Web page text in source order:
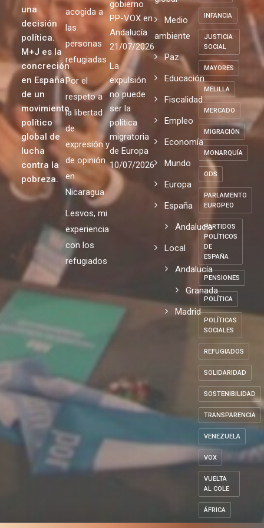
una
decisión
política.
M+J es la
concreción
en España
de un
movimiento
político
global de
lucha
contra la
pobreza.
acogida a
las
personas
refugiadas
Por el
respeto a
la libertad
de
expresión y
de opinión
en
Nicaragua
Lesvos, mi
experiencia
con los
refugiados
gobierno
PP-VOX en
Andalucía.
21/07/2026
La
expulsión
no puede
ser la
política
migratoria
de Europa
10/07/2026
Medio
ambiente
Paz
Educación
Fiscalidad
Empleo
Economía
Mundo
Europa
España
Andalucia
Local
Andalucía
Granada
Madrid
INFANCIA
JUSTICIA
SOCIAL
MAYORES
MELILLA
MERCADO
MIGRACIÓN
MONARQUÍA
ODS
PARLAMENTO
EUROPEO
PARTIDOS
POLÍTICOS
DE
ESPAÑA
PENSIONES
POLÍTICA
POLÍTICAS
SOCIALES
REFUGIADOS
SOLIDARIDAD
SOSTENIBILIDAD
TRANSPARENCIA
VENEZUELA
VOX
VUELTA
AL COLE
ÁFRICA